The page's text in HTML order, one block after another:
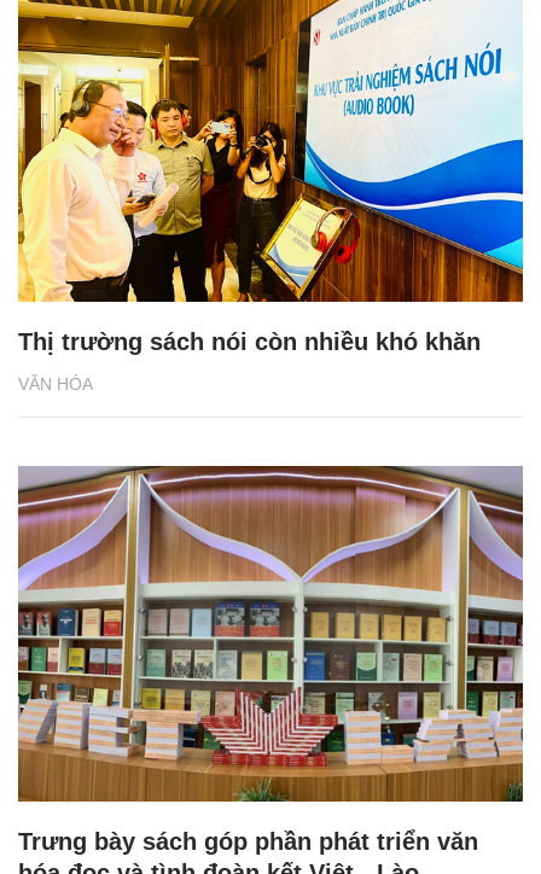
VĂN HÓA
Thị trường sách nói còn nhiều khó khăn
Trưng bày sách góp phần phát triển văn